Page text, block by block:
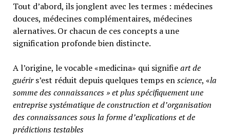
Tout d’abord, ils jonglent avec les termes : médecines
douces, médecines complémentaires, médecines
alernatives. Or chacun de ces concepts a une
signification profonde bien distincte.
A l’origine, le vocable «medicina» qui signifieart de
guérirs’est réduit depuis quelques temps enscience, «la
somme des connaissances » et plus spécifiquement une
entreprise systématique de construction et d’organisation
des connaissances sous la forme d’explications et de
prédictions testables